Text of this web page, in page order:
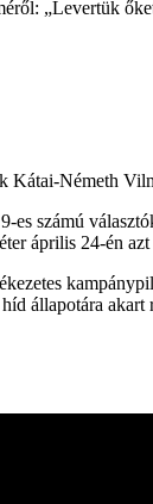
„Levertük
Kátai-Németh
es számú
április 24-én azt
állapotára